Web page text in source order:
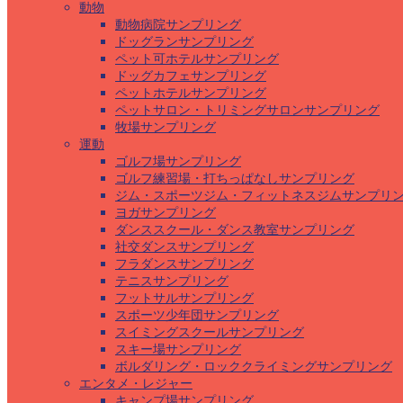
動物
動物病院サンプリング
ドッグランサンプリング
ペット可ホテルサンプリング
ドッグカフェサンプリング
ペットホテルサンプリング
ペットサロン・トリミングサロンサンプリング
牧場サンプリング
運動
ゴルフ場サンプリング
ゴルフ練習場・打ちっぱなしサンプリング
ジム・スポーツジム・フィットネスジムサンプリ
ヨガサンプリング
ダンススクール・ダンス教室サンプリング
社交ダンスサンプリング
フラダンスサンプリング
テニスサンプリング
フットサルサンプリング
スポーツ少年団サンプリング
スイミングスクールサンプリング
スキー場サンプリング
ボルダリング・ロッククライミングサンプリング
エンタメ・レジャー